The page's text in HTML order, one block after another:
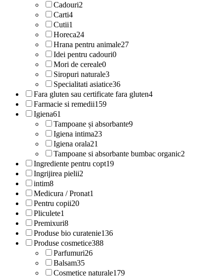
Cadouri2
Carti4
Cutii1
Horeca24
Hrana pentru animale27
Idei pentru cadouri0
Mori de cereale0
Siropuri naturale3
Specialitati asiatice36
Fara gluten sau certificate fara gluten4
Farmacie si remedii159
Igiena61
Tampoane și absorbante9
Igiena intima23
Igiena orala21
Tampoane si absorbante bumbac organic2
Ingrediente pentru copt19
Ingrijirea pielii2
intim8
Medicura / Pronat1
Pentru copii20
Pliculete1
Premixuri8
Produse bio curatenie136
Produse cosmetice388
Parfumuri26
Balsam35
Cosmetice naturale179